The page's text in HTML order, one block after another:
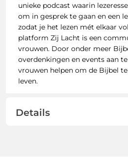
unieke podcast waarin
om in gesprek te gaan en een
zodat je het lezen mét elkaar
platform Zij Lacht is een
vrouwen. Door onder meer
overdenkingen en events aan
vrouwen helpen om de Bijbel
leven.
Details